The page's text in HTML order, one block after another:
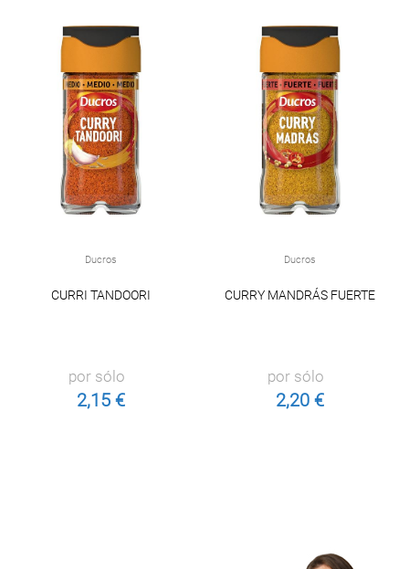
Ducros
CURRI TANDOORI
por sólo
2,15 €
Ducros
CURRY MANDRÁS FUERTE
por sólo
2,20 €